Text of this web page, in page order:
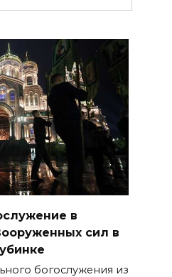
в
сил в
богослужения из